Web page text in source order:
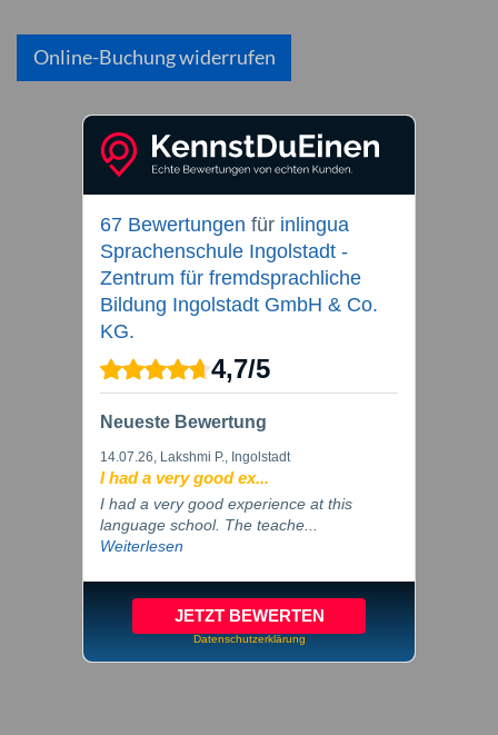
Online-Buchung widerrufen
67 Bewertungen für inlingua
Sprachenschule Ingolstadt -
Zentrum für fremdsprachliche
Bildung Ingolstadt GmbH & Co.
KG.
4,7/5
Neueste Bewertung
14.07.26, Lakshmi P., Ingolstadt
I had a very good ex...
I had a very good experience at this
language school. The teache...
Weiterlesen
JETZT BEWERTEN
Datenschutzerklärung